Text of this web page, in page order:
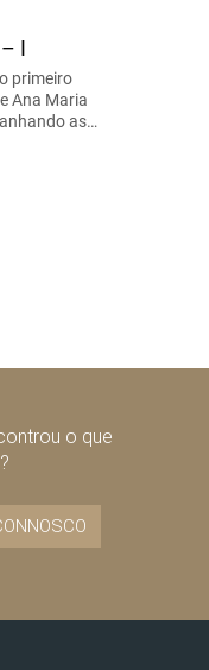
I
primeiro
Ana Maria
as…
o que